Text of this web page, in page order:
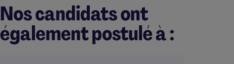
Nos candidats ont
également postulé à :